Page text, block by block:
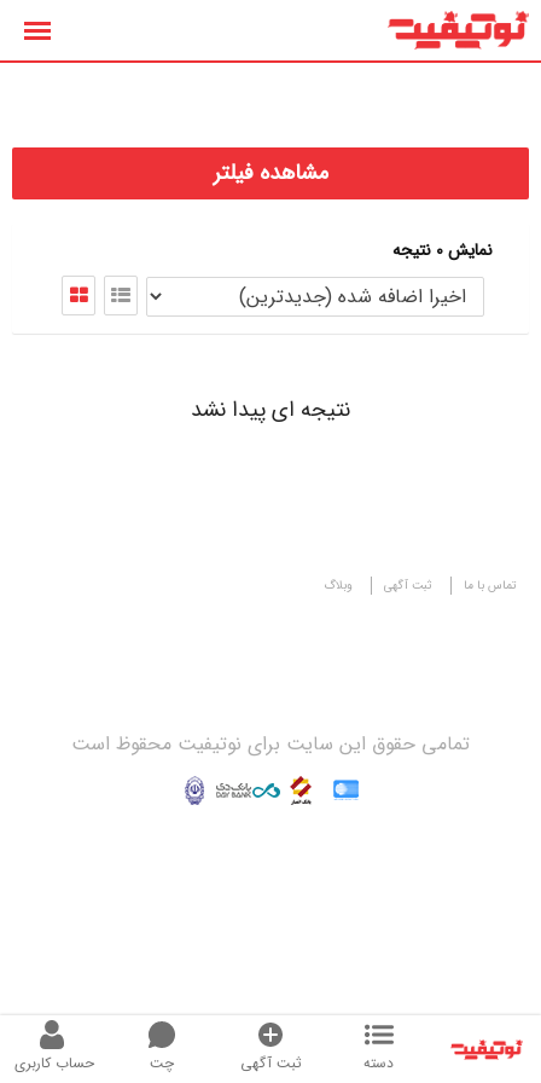
پرش
دسته ثبت آگهی چت حساب کاربری
مشاهده فیلتر
نمایش 0 نتیجه
نتیجه ای پیدا نشد
تماس با ما ثبت آگهی وبلاگ
تمامی حقوق این سایت برای نوتیفیت محقوظ است